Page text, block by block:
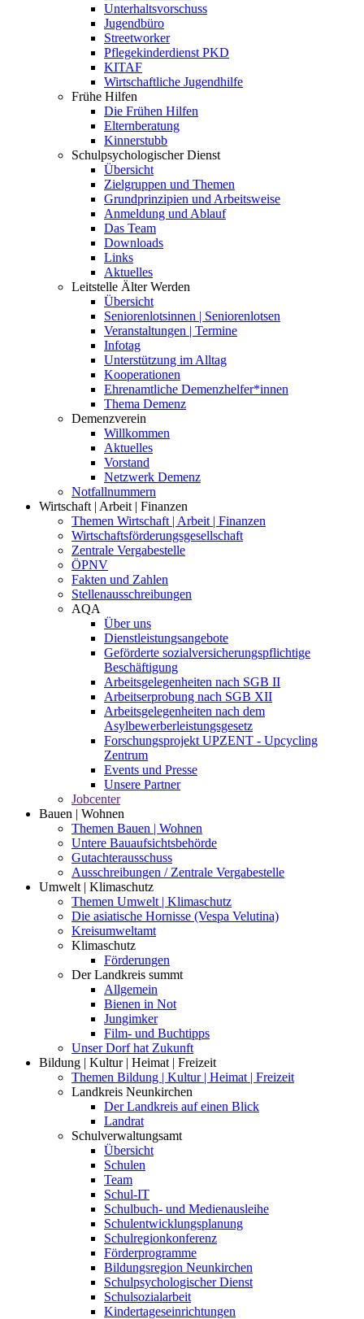
Unterhaltsvorschuss
Jugendbüro
Streetworker
Pflegekinderdienst PKD
KITAF
Wirtschaftliche Jugendhilfe
Frühe Hilfen
Die Frühen Hilfen
Elternberatung
Kinnerstubb
Schulpsychologischer Dienst
Übersicht
Zielgruppen und Themen
Grundprinzipien und Arbeitsweise
Anmeldung und Ablauf
Das Team
Downloads
Links
Aktuelles
Leitstelle Älter Werden
Übersicht
Seniorenlotsinnen | Seniorenlotsen
Veranstaltungen | Termine
Infotag
Unterstützung im Alltag
Kooperationen
Ehrenamtliche Demenzhelfer*innen
Thema Demenz
Demenzverein
Willkommen
Aktuelles
Vorstand
Netzwerk Demenz
Notfallnummern
Wirtschaft | Arbeit | Finanzen
Themen Wirtschaft | Arbeit | Finanzen
Wirtschaftsförderungsgesellschaft
Zentrale Vergabestelle
ÖPNV
Fakten und Zahlen
Stellenausschreibungen
AQA
Über uns
Dienstleistungsangebote
Geförderte sozialversicherungspflichtige
Beschäftigung
Arbeitsgelegenheiten nach SGB II
Arbeitserprobung nach SGB XII
Arbeitsgelegenheiten nach dem
Asylbewerberleistungsgesetz
Forschungsprojekt UPZENT - Upcycling
Zentrum
Events und Presse
Unsere Partner
Jobcenter
Bauen | Wohnen
Themen Bauen | Wohnen
Untere Bauaufsichtsbehörde
Gutachterausschuss
Ausschreibungen / Zentrale Vergabestelle
Umwelt | Klimaschutz
Themen Umwelt | Klimaschutz
Die asiatische Hornisse (Vespa Velutina)
Kreisumweltamt
Klimaschutz
Förderungen
Der Landkreis summt
Allgemein
Bienen in Not
Jungimker
Film- und Buchtipps
Unser Dorf hat Zukunft
Bildung | Kultur | Heimat | Freizeit
Themen Bildung | Kultur | Heimat | Freizeit
Landkreis Neunkirchen
Der Landkreis auf einen Blick
Landrat
Schulverwaltungsamt
Übersicht
Schulen
Team
Schul-IT
Schulbuch- und Medienausleihe
Schulentwicklungsplanung
Schulregionkonferenz
Förderprogramme
Bildungsregion Neunkirchen
Schulpsychologischer Dienst
Schulsozialarbeit
Kindertageseinrichtungen